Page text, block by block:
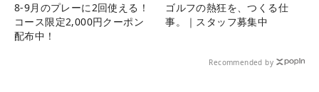
8-9月のプレーに2回使える！
コース限定2,000円クーポン
配布中！
ゴルフの熱狂を、つくる仕
事。｜スタッフ募集中
Recommended by